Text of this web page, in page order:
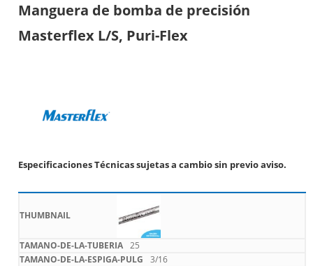
Manguera de bomba de precisión
Masterflex L/S, Puri-Flex
Especificaciones Técnicas sujetas a cambio sin previo aviso.
25
3/16